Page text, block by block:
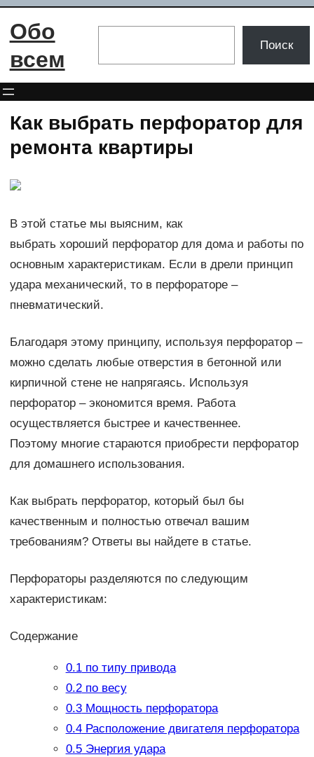
Перейти
Обо
всем
Поиск
Как выбрать перфоратор для
ремонта квартиры
В этой статье мы выясним, как
выбрать хороший перфоратор для дома и работы по
основным характеристикам. Если в дрели принцип
удара механический, то в перфораторе –
пневматический.
Благодаря этому принципу, используя перфоратор –
можно сделать любые отверстия в бетонной или
кирпичной стене не напрягаясь. Используя
перфоратор – экономится время. Работа
осуществляется быстрее и качественнее.
Поэтому многие стараются приобрести перфоратор
для домашнего использования.
Как выбрать перфоратор, который был бы
качественным и полностью отвечал вашим
требованиям? Ответы вы найдете в статье.
Перфораторы разделяются по следующим
характеристикам:
Содержание
0.1по типу привода
0.2по весу
0.3Мощность перфоратора
0.4Расположение двигателя перфоратора
0.5Энергия удара